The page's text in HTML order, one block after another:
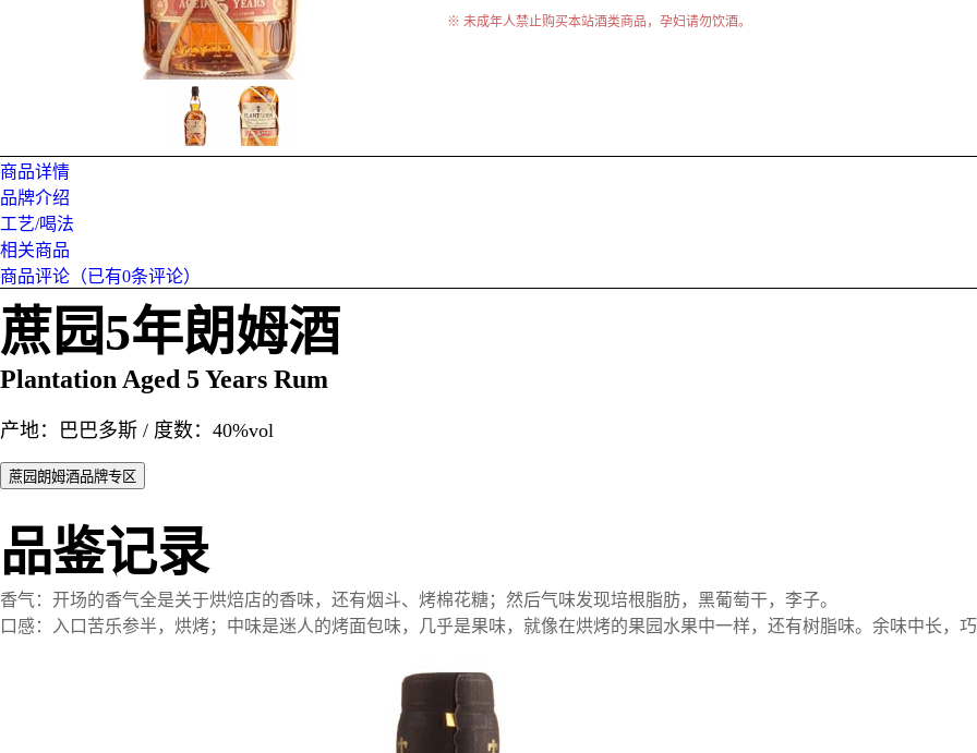
※ 未成年人禁止购买本站酒类商品，孕妇请勿饮酒。
商品详情
品牌介绍
工艺/喝法
相关商品
商品评论（已有0条评论）
蔗园5年朗姆酒
Plantation Aged 5 Years Rum
产地：巴巴多斯 / 度数：40%vol
品鉴记录
香气：开场的香气全是关于烘焙店的香味，还有烟斗、烤棉花糖；然后气味发现培根脂肪，黑葡萄干，李子。
口感：入口苦乐参半，烘烤；中味是迷人的烤面包味，几乎是果味，就像在烘烤的果园水果中一样，还有树脂味。余味中长，